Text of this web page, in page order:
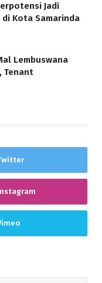
Jadi
di Kota Samarinda
Lembuswana
Tenant